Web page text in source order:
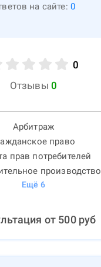
на сайте: 0
0
Отзывы 0
Арбитраж
право
прав потребителей
производство
Ещё 6
от 500руб